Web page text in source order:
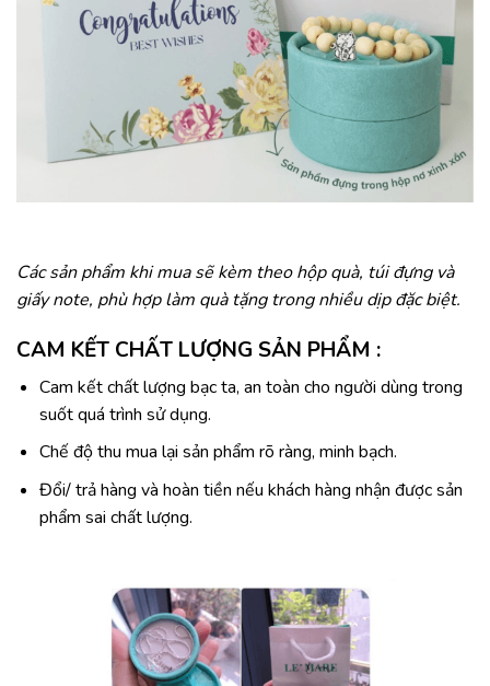
Các sản phẩm khi mua sẽ kèm theo hộp quà, túi đựng và
giấy note, phù hợp làm quà tặng trong nhiều dịp đặc biệt.
CAM KẾT CHẤT LƯỢNG SẢN PHẨM :
Cam kết chất lượng bạc ta, an toàn cho người dùng trong
suốt quá trình sử dụng.
Chế độ thu mua lại sản phẩm rõ ràng, minh bạch.
Đổi/ trả hàng và hoàn tiền nếu khách hàng nhận được sản
phẩm sai chất lượng.